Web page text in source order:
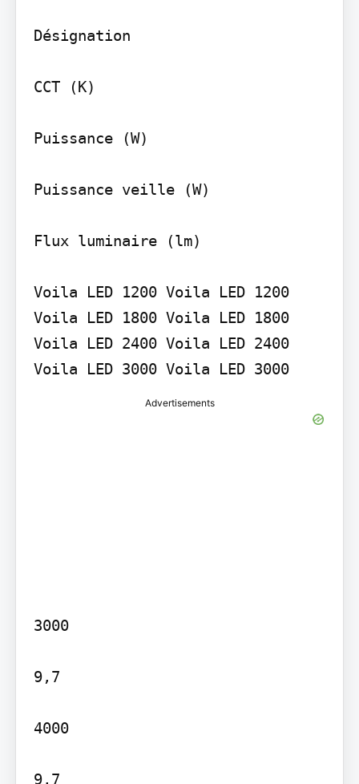
Désignation
CCT (K)
Puissance (W)
Puissance veille (W)
Flux luminaire (lm)
Voila LED 1200 Voila LED 1200
Voila LED 1800 Voila LED 1800
Voila LED 2400 Voila LED 2400
Voila LED 3000 Voila LED 3000
Advertisements
3000
9,7
4000
9,7